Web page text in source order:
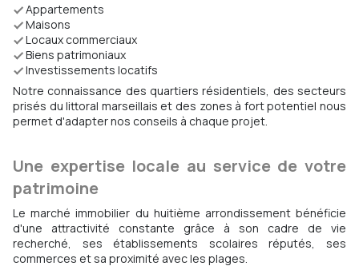
Appartements
Maisons
Locaux commerciaux
Biens patrimoniaux
Investissements locatifs
Notre connaissance des quartiers résidentiels, des secteurs
prisés du littoral marseillais et des zones à fort potentiel nous
permet d'adapter nos conseils à chaque projet.
Une expertise locale au service de votre
patrimoine
Le marché immobilier du huitième arrondissement bénéficie
d'une attractivité constante grâce à son cadre de vie
recherché, ses établissements scolaires réputés, ses
commerces et sa proximité avec les plages.